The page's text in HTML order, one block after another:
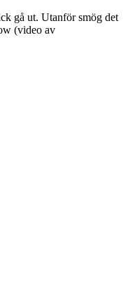
gå ut. Utanför smög det
(video av